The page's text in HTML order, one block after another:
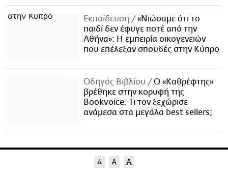
Εκπαίδευση
«Νιώσαμε ότι το
παιδί δεν έφυγε ποτέ από την
Αθήνα»: Η εμπειρία οικογενειών
που επέλεξαν σπουδές στην Κύπρο
Οδηγός Βιβλίου
Ο «Καθρέφτης»
βρέθηκε στην κορυφή της
Bookvoice. Τι τον ξεχώρισε
ανάμεσα στα μεγάλα best sellers;